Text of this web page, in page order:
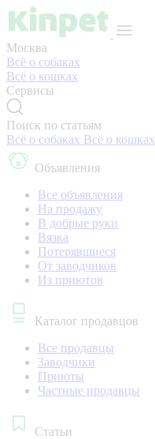
Москва
Всё о собаках
Всё о кошках
Сервисы
Поиск по статьям
Всё о собаках Всё о кошках
Объявления
Все объявления
На продажу
В добрые руки
Вязка
Потерявшиеся
От заводчиков
Из приютов
Каталог продавцов
Все продавцы
Заводчики
Приюты
Частные продавцы
Статьи